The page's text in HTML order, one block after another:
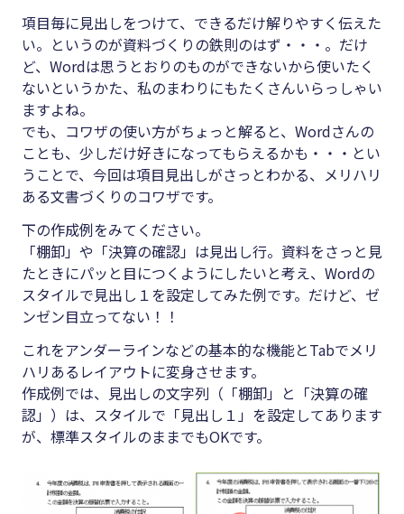
#採用
#人材育成
#店舗経営
#クラブオフ
無料で会計ソフトを試す
#クラブ
オフ
項目毎に見出しをつけて、できるだけ解りやすく伝えた
い。というのが資料づくりの鉄則のはず・・・。だけ
ど、Wordは思うとおりのものができないから使いたく
ないというかた、私のまわりにもたくさんいらっしゃい
ますよね。
でも、コワザの使い方がちょっと解ると、Wordさんの
ことも、少しだけ好きになってもらえるかも・・・とい
うことで、今回は項目見出しがさっとわかる、メリハリ
ある文書づくりのコワザです。
下の作成例をみてください。
「棚卸」や「決算の確認」は見出し行。資料をさっと見
たときにパッと目につくようにしたいと考え、Wordの
スタイルで見出し１を設定してみた例です。だけど、ゼ
ンゼン目立ってない！！
これをアンダーラインなどの基本的な機能とTabでメリ
ハリあるレイアウトに変身させます。
作成例では、見出しの文字列（「棚卸」と「決算の確
認」）は、スタイルで「見出し１」を設定してあります
が、標準スタイルのままでもOKです。